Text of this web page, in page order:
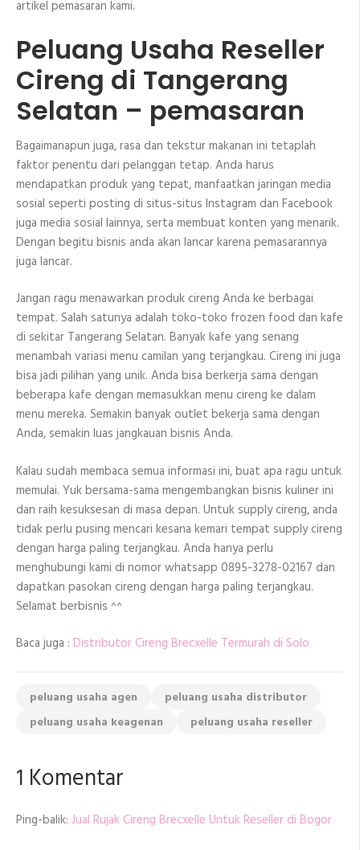
artikel pemasaran kami.
Peluang Usaha Reseller
Cireng di Tangerang
Selatan – pemasaran
Bagaimanapun juga, rasa dan tekstur makanan ini tetaplah
faktor penentu dari pelanggan tetap. Anda harus
mendapatkan produk yang tepat, manfaatkan jaringan media
sosial seperti posting di situs-situs Instagram dan Facebook
juga media sosial lainnya, serta membuat konten yang menarik.
Dengan begitu bisnis anda akan lancar karena pemasarannya
juga lancar.
Jangan ragu menawarkan produk cireng Anda ke berbagai
tempat. Salah satunya adalah toko-toko frozen food dan kafe
di sekitar Tangerang Selatan. Banyak kafe yang senang
menambah variasi menu camilan yang terjangkau. Cireng ini juga
bisa jadi pilihan yang unik. Anda bisa berkerja sama dengan
beberapa kafe dengan memasukkan menu cireng ke dalam
menu mereka. Semakin banyak outlet bekerja sama dengan
Anda, semakin luas jangkauan bisnis Anda.
Kalau sudah membaca semua informasi ini, buat apa ragu untuk
memulai. Yuk bersama-sama mengembangkan bisnis kuliner ini
dan raih kesuksesan di masa depan. Untuk supply cireng, anda
tidak perlu pusing mencari kesana kemari tempat supply cireng
dengan harga paling terjangkau. Anda hanya perlu
menghubungi kami di nomor whatsapp 0895-3278-02167 dan
dapatkan pasokan cireng dengan harga paling terjangkau.
Selamat berbisnis ^^
Baca juga : Distributor Cireng Brecxelle Termurah di Solo
peluang usaha agen
peluang usaha distributor
peluang usaha keagenan
peluang usaha reseller
1 Komentar
Ping-balik: Jual Rujak Cireng Brecxelle Untuk Reseller di Bogor